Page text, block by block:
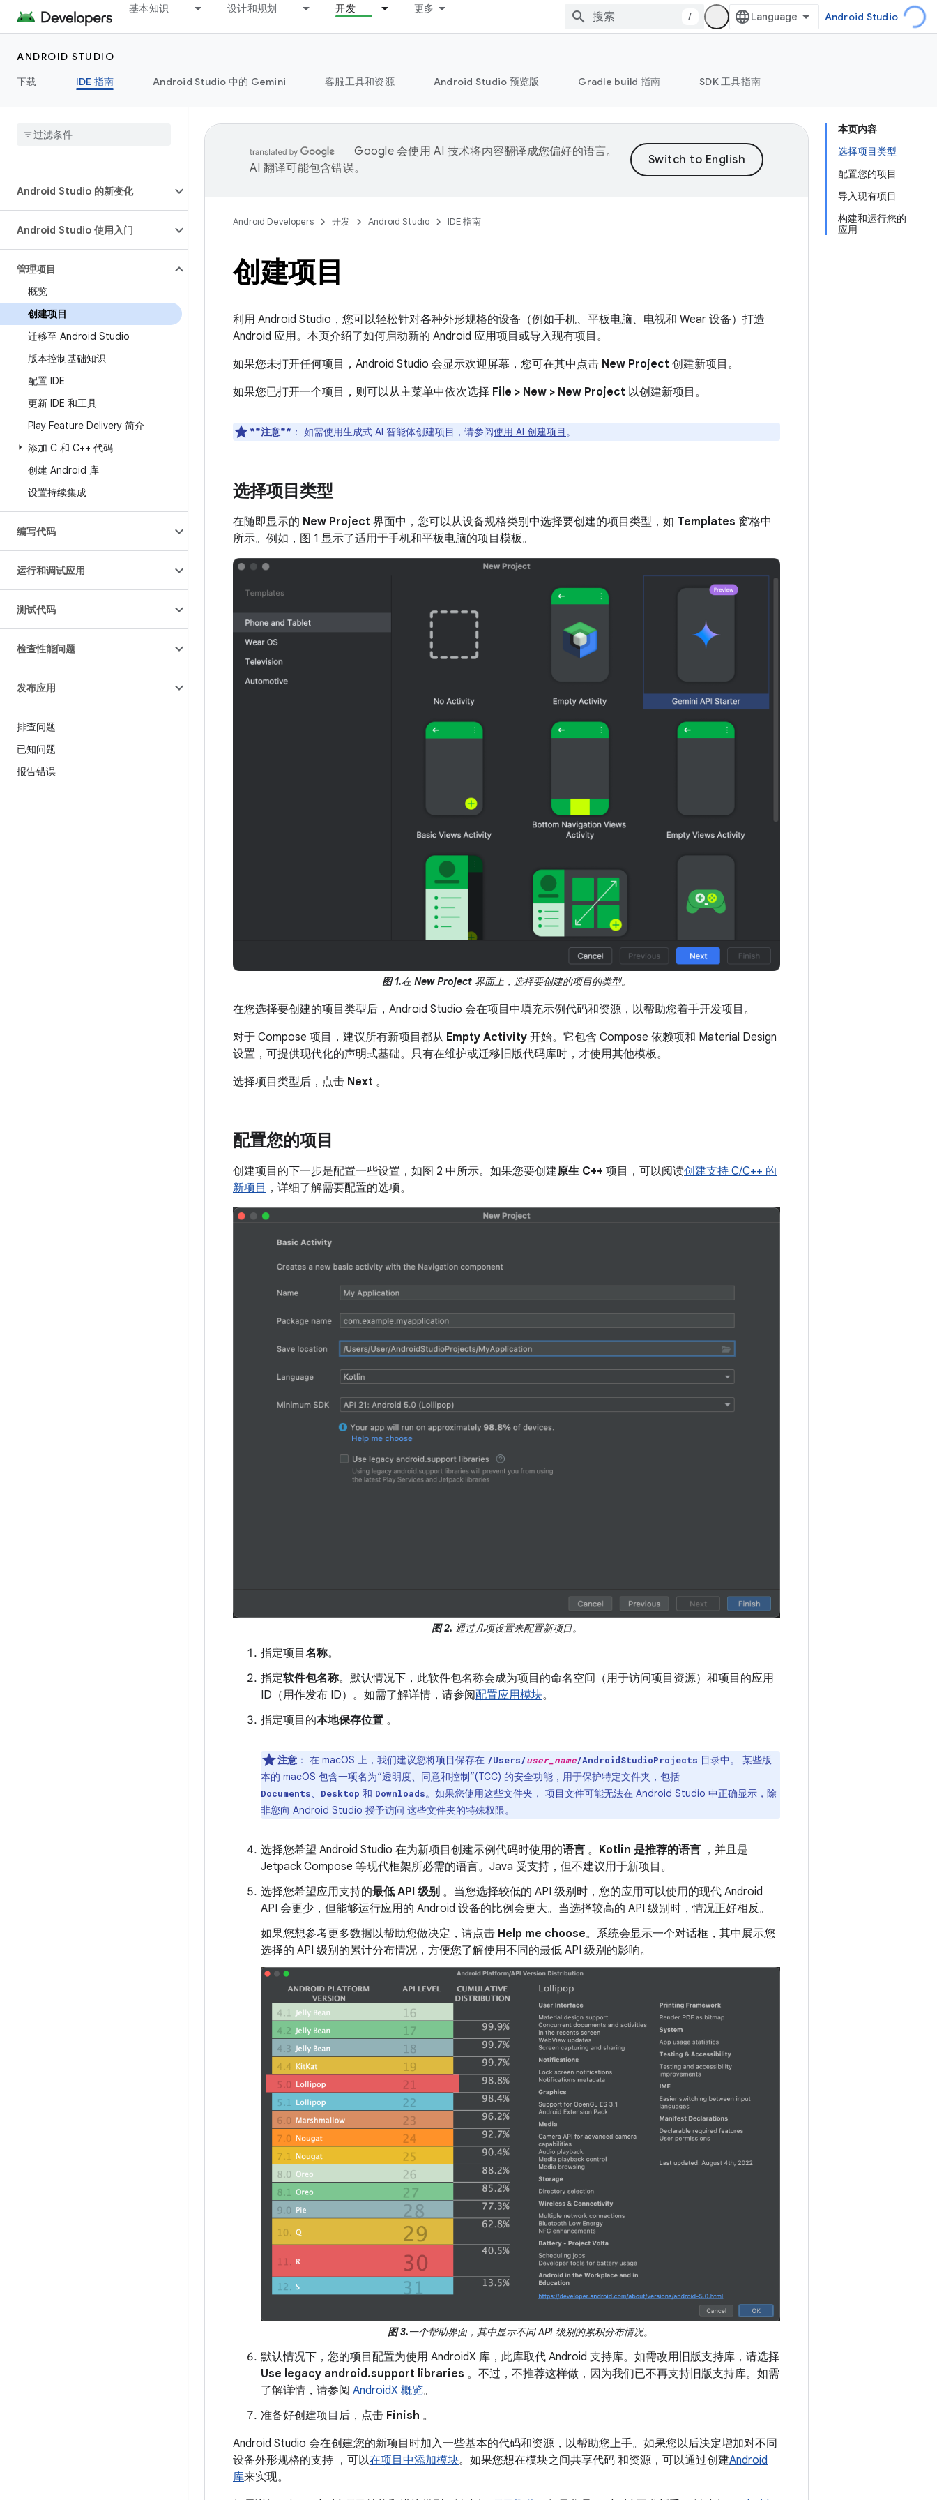
基本知识 设计和规划 开发 更多
/ Android Studio
ANDROID STUDIO
下载
IDE 指南 Android Studio 中的 Gemini 客服工具和资源 Android Studio 预览版 Gradle build 指南 SDK 工具指南
Android Studio 的新变化
Android Studio 使用入门
管理项目
概览
创建项目
迁移至 Android Studio
版本控制基础知识
配置 IDE
更新 IDE 和工具
Play Feature Delivery 简介
添加 C 和 C++ 代码
创建 Android 库
设置持续集成
编写代码
运行和调试应用
测试代码
检查性能问题
发布应用
排查问题
已知问题
报告错误
本页内容
选择项目类型
配置您的项目
导入现有项目
构建和运行您的
应用
Google 会使用 AI 技术将内容翻译成您偏好的语言。
AI 翻译可能包含错误。
Android Developers 开发 Android Studio IDE 指南
创建项目
利用 Android Studio，您可以轻松针对各种外形规格的设备（例如手机、平板电脑、电视和 Wear 设备）打造
Android 应用。本页介绍了如何启动新的 Android 应用项目或导入现有项目。
如果您未打开任何项目，Android Studio 会显示欢迎屏幕，您可在其中点击 New Project 创建新项目。
如果您已打开一个项目，则可以从主菜单中依次选择 File > New > New Project 以创建新项目。
**注意** ： 如需使用生成式 AI 智能体创建项目，请参阅使用 AI 创建项目。
选择项目类型
在随即显示的 New Project 界面中，您可以从设备规格类别中选择要创建的项目类型，如 Templates 窗格中
所示。例如，图 1 显示了适用于手机和平板电脑的项目模板。
图 1.在New Project 界面上，选择要创建的项目的类型。
在您选择要创建的项目类型后，Android Studio 会在项目中填充示例代码和资源，以帮助您着手开发项目。
对于 Compose 项目，建议所有新项目都从 Empty Activity 开始。它包含 Compose 依赖项和 Material Design
设置，可提供现代化的声明式基础。只有在维护或迁移旧版代码库时，才使用其他模板。
选择项目类型后，点击 Next 。
配置您的项目
创建项目的下一步是配置一些设置，如图 2 中所示。如果您要创建原生 C++ 项目，可以阅读创建支持 C/C++ 的
新项目 ，详细了解需要配置的选项。
图 2. 通过几项设置来配置新项目。
指定项目 名称。
指定软件包名称。默认情况下，此软件包名称会成为项目的命名空间（用于访问项目资源）和项目的应用
ID（用作发布 ID）。如需了解详情，请参阅配置应用模块。
指定项目的本地保存位置 。
注意 ： 在 macOS 上，我们建议您将项目保存在 /Users/user_name/AndroidStudioProjects 目录中。 某些版
本的 macOS 包含一项名为“透明度、同意和控制”(TCC) 的安全功能，用于保护特定文件夹，包括
Documents、 Desktop 和 Downloads。如果您使用这些文件夹， 项目文件可能无法在 Android Studio 中正确显示，除
非您向 Android Studio 授予访问 这些文件夹的特殊权限。
选择您希望 Android Studio 在为新项目创建示例代码时使用的语言 。 Kotlin 是推荐的语言 ，并且是
Jetpack Compose 等现代框架所必需的语言。Java 受支持，但不建议用于新项目。
选择您希望应用支持的最低 API 级别 。当您选择较低的 API 级别时，您的应用可以使用的现代 Android
API 会更少，但能够运行应用的 Android 设备的比例会更大。当选择较高的 API 级别时，情况正好相反。
如果您想参考更多数据以帮助您做决定，请点击 Help me choose。系统会显示一个对话框，其中展示您
选择的 API 级别的累计分布情况，方便您了解使用不同的最低 API 级别的影响。
图 3.一个帮助界面，其中显示不同 API 级别的累积分布情况。
默认情况下，您的项目配置为使用 AndroidX 库，此库取代 Android 支持库。如需改用旧版支持库，请选择
Use legacy android.support libraries 。不过，不推荐这样做，因为我们已不再支持旧版支持库。如需
了解详情，请参阅 AndroidX 概览。
准备好创建项目后，点击 Finish 。
Android Studio 会在创建您的新项目时加入一些基本的代码和资源，以帮助您上手。如果您以后决定增加对不同
设备外形规格的支持 ，可以在项目中添加模块。如果您想在模块之间共享代码 和资源，可以通过创建Android
库来实现。